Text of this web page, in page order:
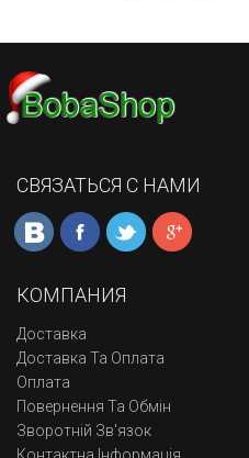
СВЯЗАТЬСЯ С НАМИ
КОМПАНИЯ
Доставка
Доставка Та Оплата
Оплата
Повернення Та Обмін
Зворотній Зв'язок